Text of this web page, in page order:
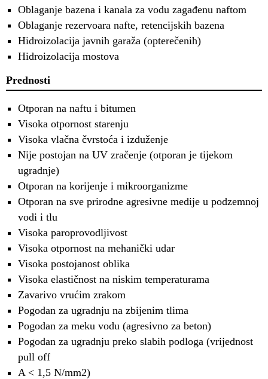
Oblaganje bazena i kanala za vodu zagađenu naftom
Oblaganje rezervoara nafte, retencijskih bazena
Hidroizolacija javnih garaža (opterečenih)
Hidroizolacija mostova
Prednosti
Otporan na naftu i bitumen
Visoka otpornost starenju
Visoka vlačna čvrstoća i izduženje
Nije postojan na UV zračenje (otporan je tijekom
ugradnje)
Otporan na korijenje i mikroorganizme
Otporan na sve prirodne agresivne medije u podzemnoj
vodi i tlu
Visoka paroprovodljivost
Visoka otpornost na mehanički udar
Visoka postojanost oblika
Visoka elastičnost na niskim temperaturama
Zavarivo vrućim zrakom
Pogodan za ugradnju na zbijenim tlima
Pogodan za meku vodu (agresivno za beton)
Pogodan za ugradnju preko slabih podloga (vrijednost
pull off
A < 1,5 N/mm2)